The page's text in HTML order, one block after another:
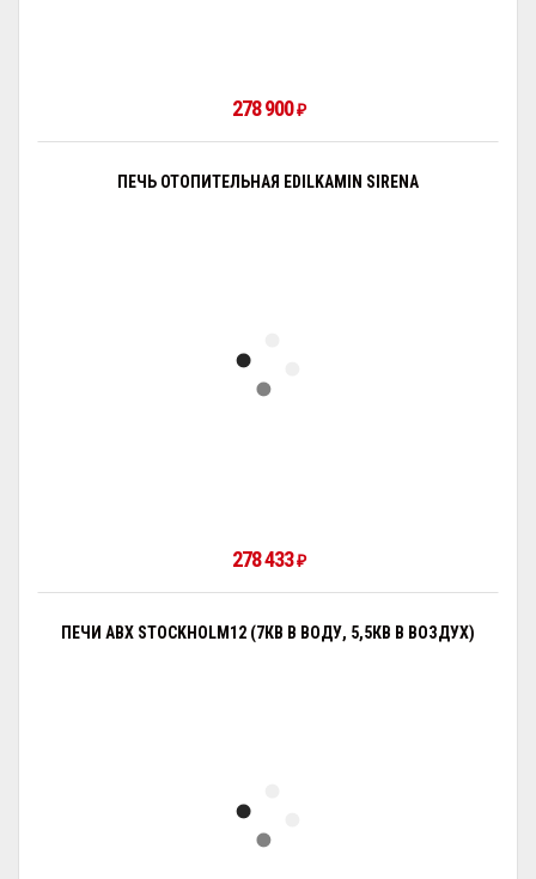
278 900₽
ПЕЧЬ ОТОПИТЕЛЬНАЯ EDILKAMIN SIRENA
278 433₽
ПЕЧИ ABX STOCKHOLM12 (7КВ В ВОДУ, 5,5КВ В ВОЗДУХ)